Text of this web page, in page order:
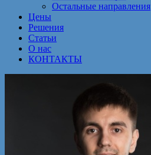
Остальные направления
Цены
Решения
Статьи
О нас
КОНТАКТЫ